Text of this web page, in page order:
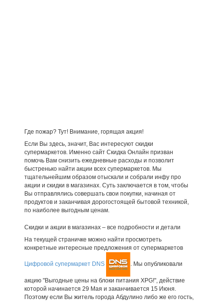
Где пожар? Тут! Внимание, горящая акция!
Если Вы здесь, значит, Вас интересуют скидки
супермаркетов. Именно сайт Скидка Онлайн призван
помочь Вам снизить ежедневные расходы и позволит
быстренько найти акции всех супермаркетов. Мы
тщательнейшим образом отыскали и собрали инфу про
акции и скидки в магазинах. Суть заключается в том, чтобы
Вы отправлялись совершать свои покупки, начиная от
продуктов и заканчивая дорогостоящей бытовой техникой,
по наиболее выгодным ценам.
Скидки и акции в магазинах – все подробности и детали
На текущей страничке можно найти просмотреть
конкретные интересные предложения от супермаркетов
Цифровой супермаркет DNS . Мы опубликовали
акцию "Выгодные цены на блоки питания XPG!", действие
которой начинается 29 Мая и заканчивается 15 Июня.
Поэтому если Вы житель города Абдулино либо же его гость,